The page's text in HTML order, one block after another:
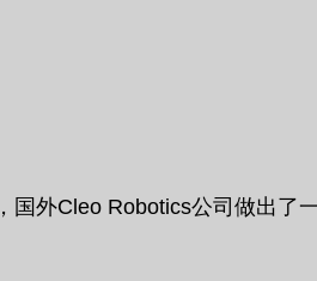
外Cleo Robotics公司做出了